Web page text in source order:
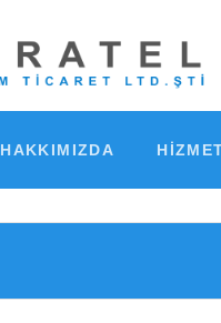
HAKKIMIZDA